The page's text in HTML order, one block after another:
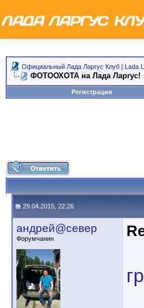
Официальный Лада Ларгус Клуб | Lada
ФОТООХОТА на Лада Ларгус!
Регистрация
29.04.2015, 22:26
андрей@север
Форумчанин